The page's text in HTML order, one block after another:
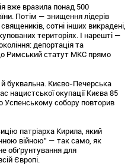
вже вразила понад 500
Потім — знищення лідерів
сотні інших викрадені,
територіях. І нарешті —
депортація та
Римський статут МКС прямо
буквальна. Києво-Печерська
нацистської окупації Києва 85
Успенському собору повторив
патріарха Кирила, який
війною" — так само, як
обґрунтування для
Європі.